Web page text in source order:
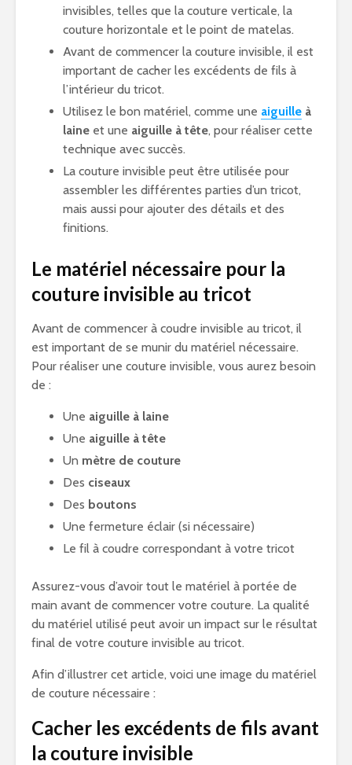
invisibles, telles que la couture verticale, la
couture horizontale et le point de matelas.
Avant de commencer la couture invisible, il est
important de cacher les excédents de fils à
l’intérieur du tricot.
Utilisez le bon matériel, comme une aiguille à
laine et une aiguille à tête, pour réaliser cette
technique avec succès.
La couture invisible peut être utilisée pour
assembler les différentes parties d’un tricot,
mais aussi pour ajouter des détails et des
finitions.
Le matériel nécessaire pour la
couture invisible au tricot
Avant de commencer à coudre invisible au tricot, il
est important de se munir du matériel nécessaire.
Pour réaliser une couture invisible, vous aurez besoin
de :
Une aiguille à laine
Une aiguille à tête
Un mètre de couture
Des ciseaux
Des boutons
Une fermeture éclair (si nécessaire)
Le fil à coudre correspondant à votre tricot
Assurez-vous d’avoir tout le matériel à portée de
main avant de commencer votre couture. La qualité
du matériel utilisé peut avoir un impact sur le résultat
final de votre couture invisible au tricot.
Afin d’illustrer cet article, voici une image du matériel
de couture nécessaire :
Cacher les excédents de fils avant
la couture invisible